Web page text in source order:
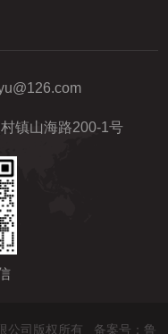
镇山海路200-1号
公司版权所有 备案号：鲁